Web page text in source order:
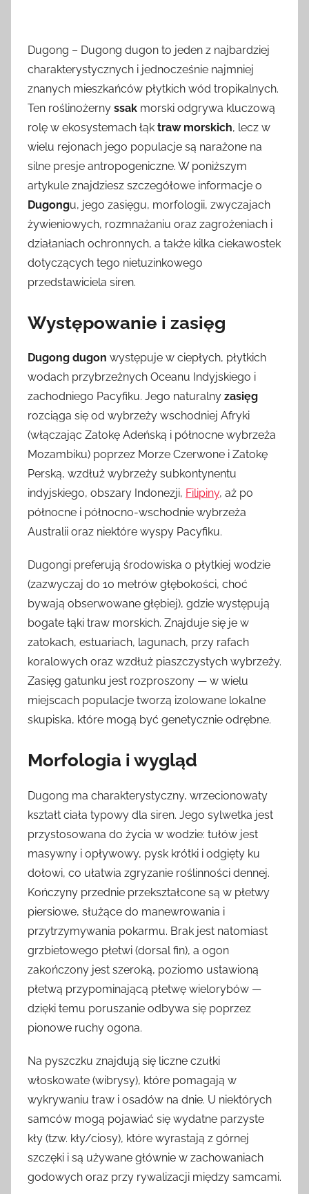
Dugong – Dugong dugon to jeden z najbardziej
charakterystycznych i jednocześnie najmniej
znanych mieszkańców płytkich wód tropikalnych.
Ten roślinożerny ssak morski odgrywa kluczową
rolę w ekosystemach łąk traw morskich, lecz w
wielu rejonach jego populacje są narażone na
silne presje antropogeniczne. W poniższym
artykule znajdziesz szczegółowe informacje o
Dugongu, jego zasięgu, morfologii, zwyczajach
żywieniowych, rozmnażaniu oraz zagrożeniach i
działaniach ochronnych, a także kilka ciekawostek
dotyczących tego nietuzinkowego
przedstawiciela siren.
Występowanie i zasięg
Dugong dugon występuje w ciepłych, płytkich
wodach przybrzeżnych Oceanu Indyjskiego i
zachodniego Pacyfiku. Jego naturalny zasięg
rozciąga się od wybrzeży wschodniej Afryki
(włączając Zatokę Adeńską i północne wybrzeża
Mozambiku) poprzez Morze Czerwone i Zatokę
Perską, wzdłuż wybrzeży subkontynentu
indyjskiego, obszary Indonezji, Filipiny, aż po
północne i północno-wschodnie wybrzeża
Australii oraz niektóre wyspy Pacyfiku.
Dugongi preferują środowiska o płytkiej wodzie
(zazwyczaj do 10 metrów głębokości, choć
bywają obserwowane głębiej), gdzie występują
bogate łąki traw morskich. Znajduje się je w
zatokach, estuariach, lagunach, przy rafach
koralowych oraz wzdłuż piaszczystych wybrzeży.
Zasięg gatunku jest rozproszony — w wielu
miejscach populacje tworzą izolowane lokalne
skupiska, które mogą być genetycznie odrębne.
Morfologia i wygląd
Dugong ma charakterystyczny, wrzecionowaty
kształt ciała typowy dla siren. Jego sylwetka jest
przystosowana do życia w wodzie: tułów jest
masywny i opływowy, pysk krótki i odgięty ku
dołowi, co ułatwia zgryzanie roślinności dennej.
Kończyny przednie przekształcone są w płetwy
piersiowe, służące do manewrowania i
przytrzymywania pokarmu. Brak jest natomiast
grzbietowego płetwi (dorsal fin), a ogon
zakończony jest szeroką, poziomo ustawioną
płetwą przypominającą płetwę wielorybów —
dzięki temu poruszanie odbywa się poprzez
pionowe ruchy ogona.
Na pyszczku znajdują się liczne czułki
włoskowate (wibrysy), które pomagają w
wykrywaniu traw i osadów na dnie. U niektórych
samców mogą pojawiać się wydatne parzyste
kły (tzw. kły/ciosy), które wyrastają z górnej
szczęki i są używane głównie w zachowaniach
godowych oraz przy rywalizacji między samcami.